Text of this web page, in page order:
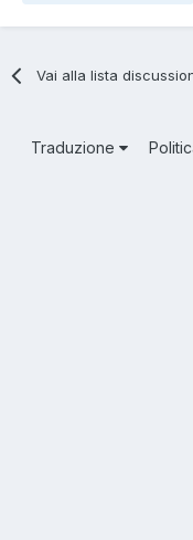
Vai alla lista
Traduzione